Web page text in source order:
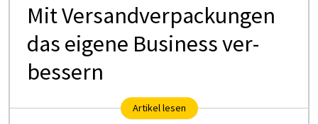
Mit Ver­sand­ver­pa­ckun­gen
das ei­ge­ne Busi­ness ver­
bes­sern
Artikel lesen